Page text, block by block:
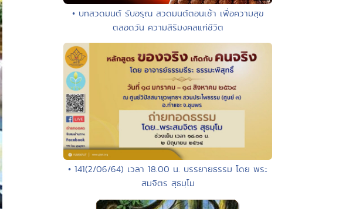
• บทสวดมนต์ รับอรุณ สวดมนต์ตอนเช้า เพื่อความสุข
ตลอดวัน ความสิริมงคลแก่ชีวิต
• 141(2/06/64) เวลา 18.00 น. บรรยายธรรม โดย พระ
สมจิตร สุธมฺโม